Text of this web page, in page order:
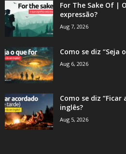
For The Sake Of |
expressão?
Aug 7, 2026
Como se diz “Seja
Aug 6, 2026
Como se diz
inglês?
Aug 5, 2026